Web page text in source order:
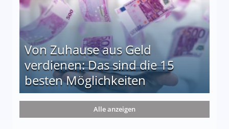
Von Zuhause aus Geld
verdienen: Das sind die 15
besten Möglichkeiten
die 15 besten Möglichkeiten
Alle anzeigen